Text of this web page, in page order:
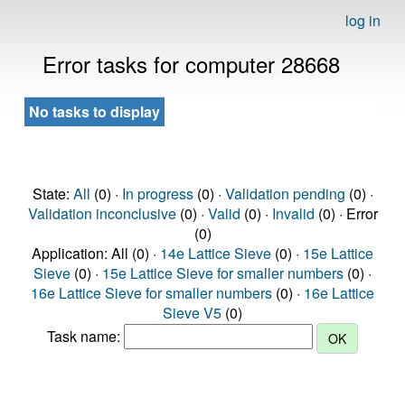
log in
Error tasks for computer 28668
No tasks to display
State: All (0) · In progress(0) · Validation pending (0) ·
Validation inconclusive(0) · Valid (0) · Invalid (0) · Error
(0)
Application: All (0) · 14e Lattice Sieve (0) · 15e Lattice
Sieve (0) · 15e Lattice Sieve for smaller numbers (0) ·
16e Lattice Sieve for smaller numbers (0) · 16e Lattice
Sieve V5 (0)
Task name: